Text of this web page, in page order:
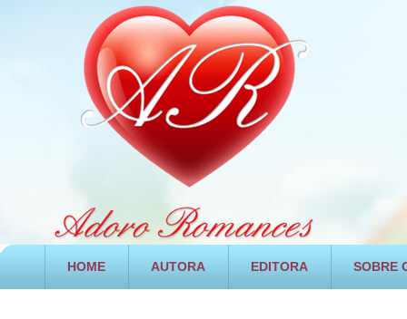
HOME AUTORA EDITORA SOBRE